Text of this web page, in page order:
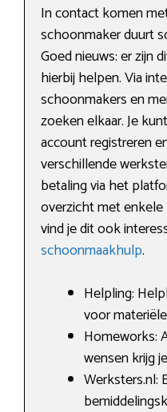
In contact komen
schoonmaker duurt
Goed nieuws: er zijn
hierbij helpen. Via
schoonmakers en
zoeken elkaar. Je
account registreren
verschillende
betaling via het
overzicht met
vind je dit ook
schoonmaakhulp.
Helpling:
voor
Homeworks:
wensen krijg
Werksters.nl: